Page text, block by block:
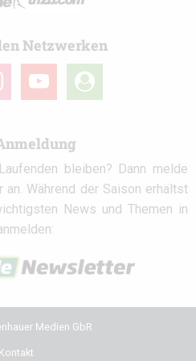
Netzwerken
youtube
user-
circle
bleiben? Dann melde
Während der Saison erhältst
News und Themen in
Medien GbR
Kontakt